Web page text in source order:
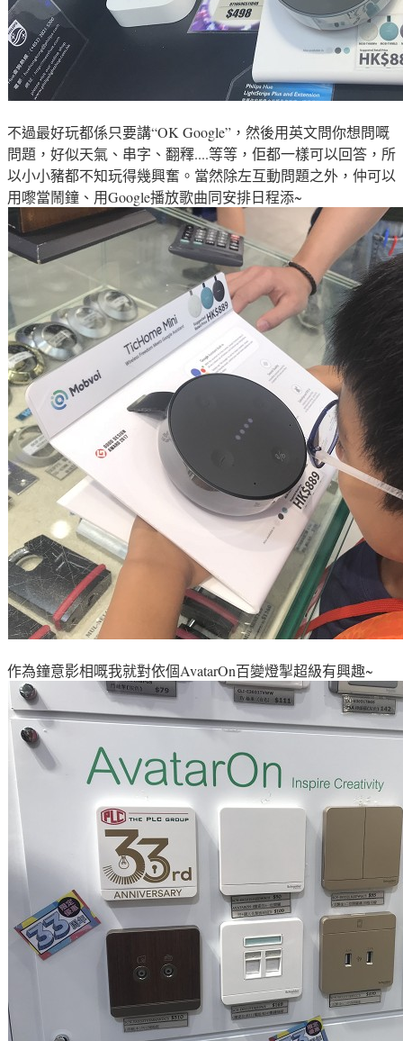
不過最好玩都係只要講“OK Google”，然後用英文問你想問嘅
問題 ，好似天氣、串字 、翻釋....等等 ，佢都一樣可以回答 ，所
以小小豬都不知玩得幾興奮 。當然除左互動問題之外 ，仲可以
用嚟當鬧鐘、 用Google播放歌曲同安排日程添~
作為鐘意影相嘅我就對依個AvatarOn百變燈掣超級有興趣~